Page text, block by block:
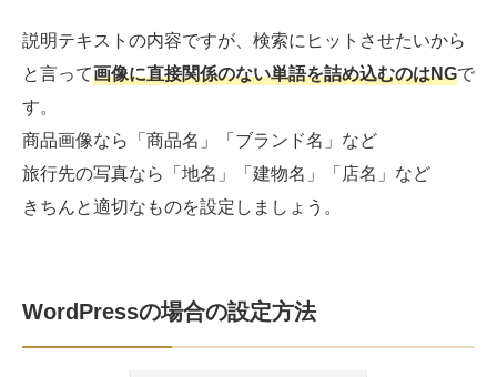
説明テキストの内容ですが、検索にヒットさせたいから
と言って画像に直接関係のない単語を詰め込むのはNGで
す。
商品画像なら「商品名」「ブランド名」など
旅行先の写真なら「地名」「建物名」「店名」など
きちんと適切なものを設定しましょう。
WordPressの場合の設定方法